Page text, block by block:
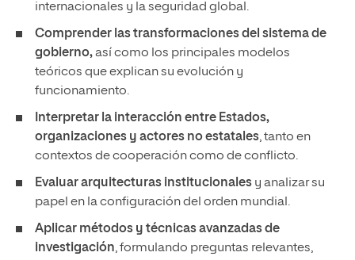
internacionales y la seguridad global.
Comprender las transformaciones del sistema de
gobierno,así como los principales modelos
teóricos que explican su evolución y
funcionamiento.
Interpretar la interacción entre Estados,
organizaciones y actores no estatales, tanto en
contextos de cooperación como de conflicto.
Evaluar arquitecturas institucionales y analizar su
papel en la configuración del orden mundial.
Aplicar métodos y técnicas avanzadas de
investigación, formulando preguntas relevantes,